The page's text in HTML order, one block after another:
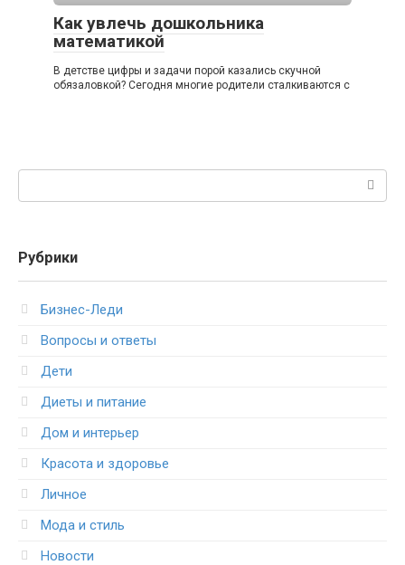
Как увлечь дошкольника
математикой
В детстве цифры и задачи порой казались скучной
обязаловкой? Сегодня многие родители сталкиваются с
Рубрики
Бизнес-Леди
Вопросы и ответы
Дети
Диеты и питание
Дом и интерьер
Красота и здоровье
Личное
Мода и стиль
Новости